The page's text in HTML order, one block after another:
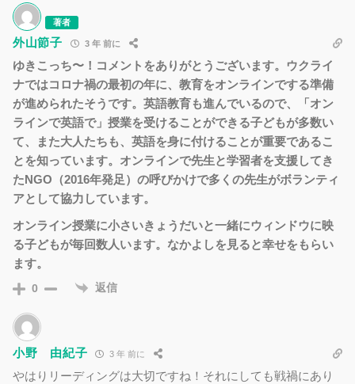
著者
外山節子 3 年 前に
ゆきこっち〜！コメントをありがとうございます。ウクライ
ナではコロナ禍の最初の年に、教育をオンラインでする準備
が進められたそうです。英語教育も進んでいるので、「オン
ラインで英語で」授業を受けることができる子どもが多数い
て、また大人たちも、英語を身に付けることが重要であるこ
とを知っています。オンラインで先生と学習者を支援してき
たNGO（2016年発足）の呼びかけで多くの先生がボランティ
アとして協力しています。
オンライン授業に小さいきょうだいと一緒にウィンドウに映
る子どもが毎回数人います。なかよしを見ると幸せをもらい
ます。
0 返信
小野 由紀子 3 年 前に
やはりリーディングは大切ですね！それにしても戦禍にあり